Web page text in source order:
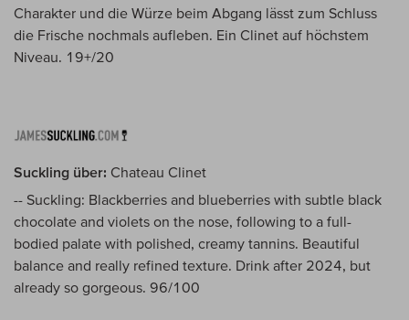
Charakter und die Würze beim Abgang lässt zum Schluss
die Frische nochmals aufleben. Ein Clinet auf höchstem
Niveau. 19+/20
Suckling über: Chateau Clinet
-- Suckling: Blackberries and blueberries with subtle black
chocolate and violets on the nose, following to a full-
bodied palate with polished, creamy tannins. Beautiful
balance and really refined texture. Drink after 2024, but
already so gorgeous. 96/100